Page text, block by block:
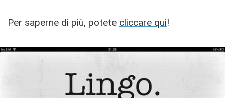
Per saperne di più, potete cliccare qui!